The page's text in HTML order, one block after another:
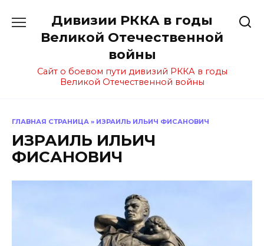
содержанию
Дивизии РККА в годы
Великой Отечественной
войны
Сайт о боевом пути дивизий РККА в годы
Великой Отечественной войны
ГЛАВНАЯ СТРАНИЦА » ИЗРАИЛЬ ИЛЬИЧ ФИСАНОВИЧ
ИЗРАИЛЬ ИЛЬИЧ
ФИСАНОВИЧ